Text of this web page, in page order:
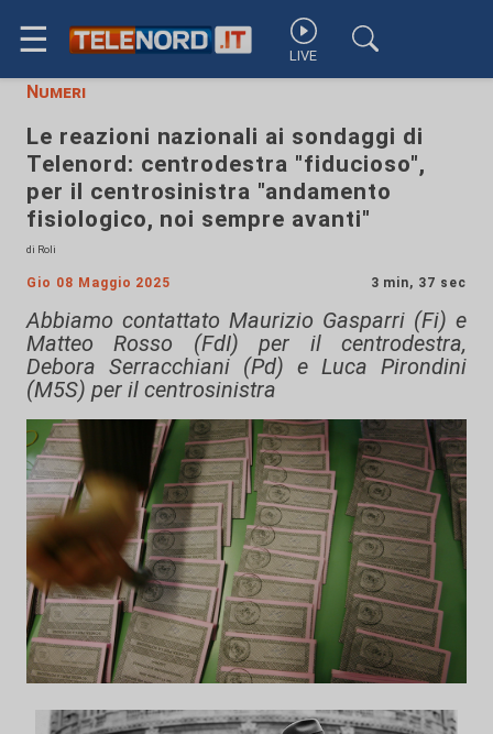
☰ LIVE
Numeri
Le reazioni nazionali ai sondaggi di
Telenord: centrodestra "fiducioso",
per il centrosinistra "andamento
fisiologico, noi sempre avanti"
di Roli
Gio 08 Maggio 2025 3 min, 37 sec
Abbiamo contattato Maurizio Gasparri (Fi) e
Matteo Rosso (FdI) per il centrodestra,
Debora Serracchiani (Pd) e Luca Pirondini
(M5S) per il centrosinistra